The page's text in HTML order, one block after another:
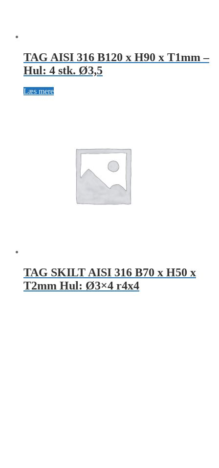
TAG AISI 316 B120 x H90 x T1mm –
Hul: 4 stk. Ø3,5
Læs mere
TAG SKILT AISI 316 B70 x H50 x
T2mm Hul: Ø3×4 r4x4